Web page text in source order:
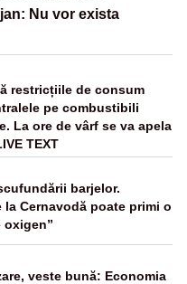
Nu vor exista
restricțiile de consum
pe combustibili
La ore de vârf se va apela
TEXT
barjelor.
la Cernavodă poate primi o
oxigen”
veste bună: Economia